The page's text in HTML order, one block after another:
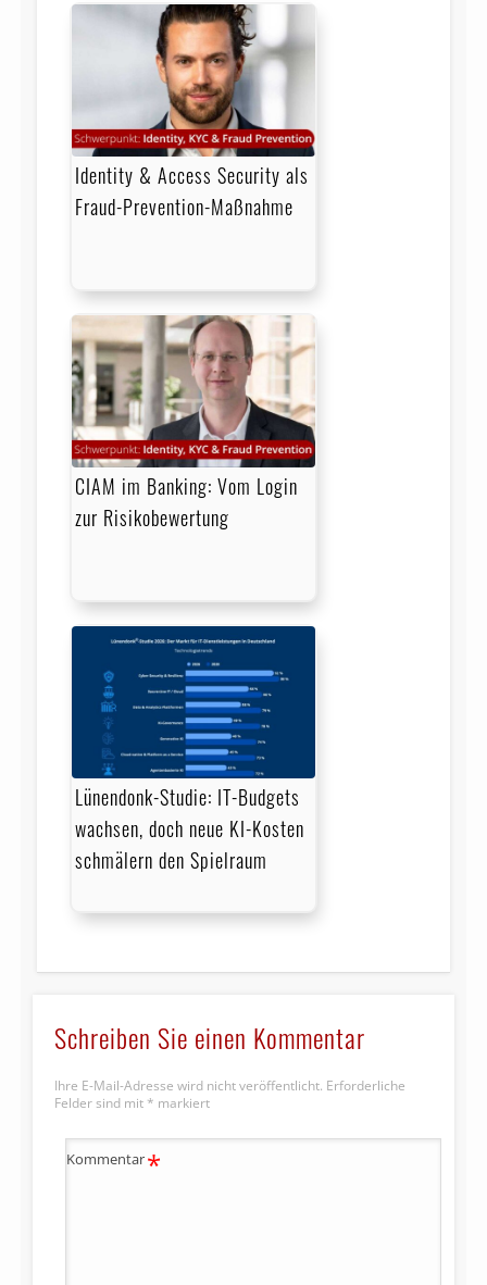
Identity & Access Security als
Fraud-Prevention-Maßnahme
CIAM im Banking: Vom Login
zur Risikobewertung
Lünendonk-Studie: IT-Budgets
wachsen, doch neue KI-Kosten
schmälern den Spielraum
Schreiben Sie einen Kommentar
Ihre E-Mail-Adresse wird nicht veröffentlicht. Erforderliche
Felder sind mit * markiert
Kommentar*